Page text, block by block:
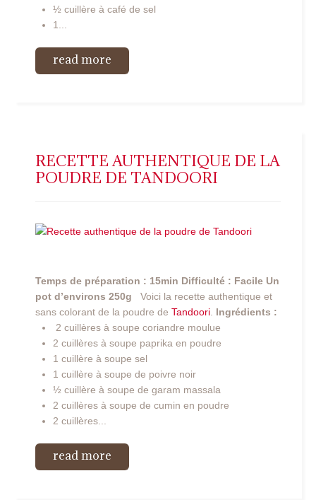
½ cuillère à café de sel
1...
read more
RECETTE AUTHENTIQUE DE LA
POUDRE DE TANDOORI
Temps de préparation : 15min Difficulté : Facile Un
pot d’environs 250g Voici la recette authentique et
sans colorant de la poudre de Tandoori Ingrédients :
2 cuillères à soupe coriandre moulue
2 cuillères à soupe paprika en poudre
1 cuillère à soupe sel
1 cuillère à soupe de poivre noir
½ cuillère à soupe de garam massala
2 cuillères à soupe de cumin en poudre
2 cuillères...
read more